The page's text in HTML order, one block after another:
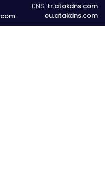
DNS: tr.atakdns.com
eu.atakdns.com